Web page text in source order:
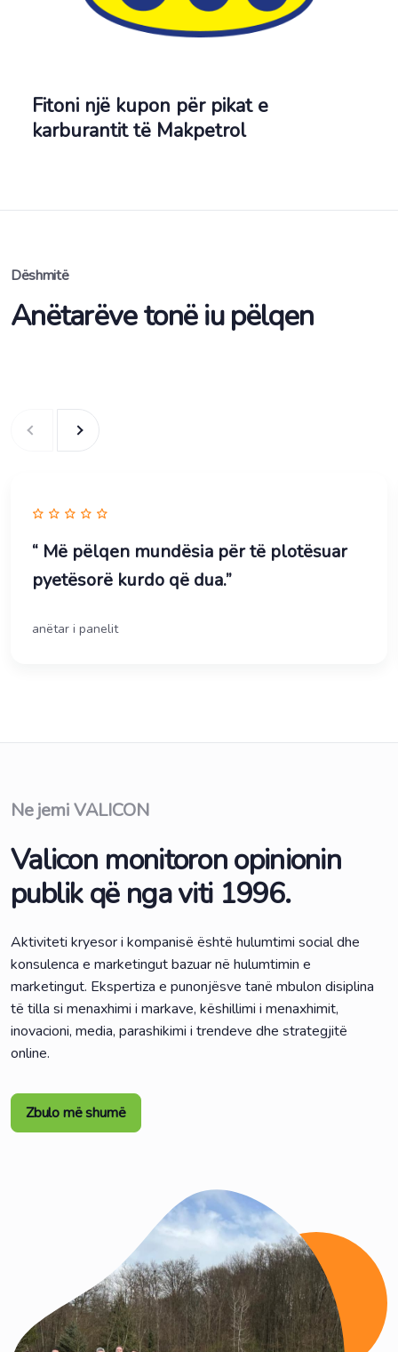
Fitoni një kupon për pikat e
karburantit të Makpetrol
Dëshmitë
Anëtarëve tonë iu pëlqen
“ Më pëlqen mundësia për të plotësuar
pyetësorë kurdo që dua.”
anëtar i panelit
Ne jemi VALICON
Valicon monitoron opinionin
publik që nga viti 1996.
Aktiviteti kryesor i kompanisë është hulumtimi social dhe
konsulenca e marketingut bazuar në hulumtimin e
marketingut. Ekspertiza e punonjësve tanë mbulon disiplina
të tilla si menaxhimi i markave, këshillimi i menaxhimit,
inovacioni, media, parashikimi i trendeve dhe strategjitë
online.
Zbulo më shumë